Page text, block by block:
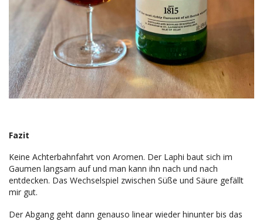
Fazit
Keine Achterbahnfahrt von Aromen. Der Laphi baut sich im
Gaumen langsam auf und man kann ihn nach und nach
entdecken. Das Wechselspiel zwischen Süße und Säure gefällt
mir gut.
Der Abgang geht dann genauso linear wieder hinunter bis das